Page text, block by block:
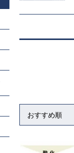
おすすめ順